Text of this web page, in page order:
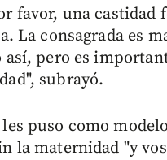
favor, una castidad
La consagrada es
así, pero es
subrayó.
puso como
la maternidad "y